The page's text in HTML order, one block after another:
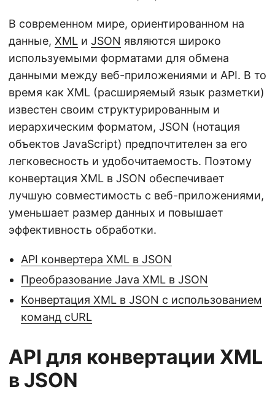
В современном мире, ориентированном на
данные, XML и JSON являются широко
используемыми форматами для обмена
данными между веб-приложениями и API. В то
время как XML (расширяемый язык разметки)
известен своим структурированным и
иерархическим форматом, JSON (нотация
объектов JavaScript) предпочтителен за его
легковесность и удобочитаемость. Поэтому
конвертация XML в JSON обеспечивает
лучшую совместимость с веб-приложениями,
уменьшает размер данных и повышает
эффективность обработки.
API конвертера XML в JSON
Преобразование Java XML в JSON
Конвертация XML в JSON с использованием
команд cURL
API для конвертации XML
в JSON